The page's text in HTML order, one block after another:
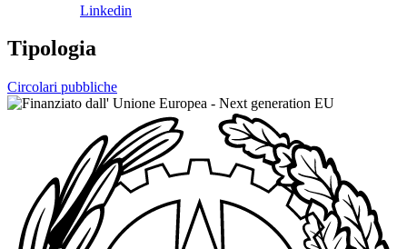
Linkedin
Tipologia
Circolari pubbliche